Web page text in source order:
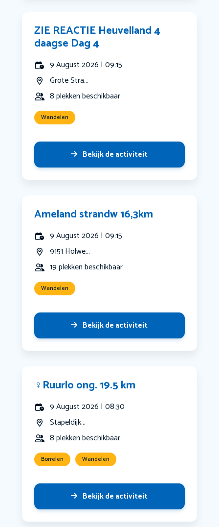
ZIE REACTIE Heuvelland 4
daagse Dag 4
9 August 2026 | 09:15
Grote Stra...
8 plekken beschikbaar
Wandelen
Bekijk de activiteit
Ameland strandw 16,3km
9 August 2026 | 09:15
9151 Holwe...
19 plekken beschikbaar
Wandelen
Bekijk de activiteit
‍♀️Ruurlo ong. 19.5 km
9 August 2026 | 08:30
Stapeldijk...
8 plekken beschikbaar
Borrelen Wandelen
Bekijk de activiteit